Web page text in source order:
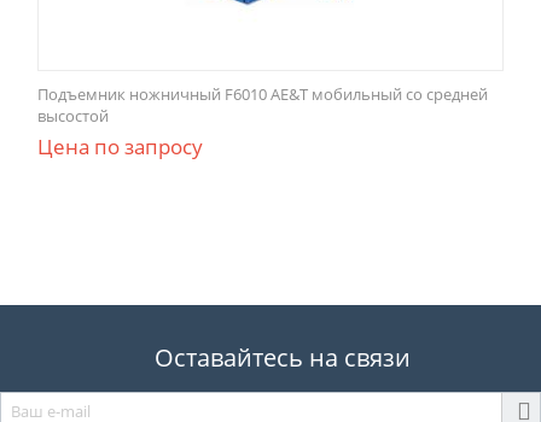
Подъемник ножничный F6010 AE&T мобильный со средней
высостой
Цена по запросу
Оставайтесь на связи